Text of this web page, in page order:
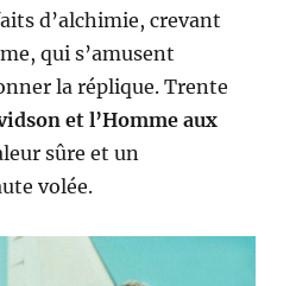
d’alchimie, crevant
qui s’amusent
la réplique. Trente
et l’Homme aux
sûre et un
volée.